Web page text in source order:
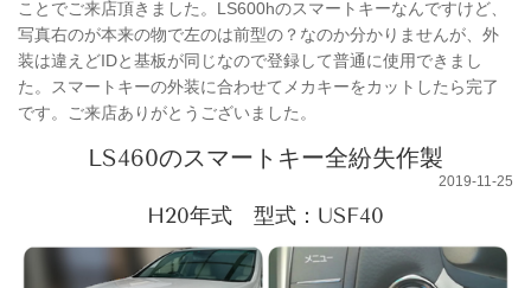
ことでご来店頂きました。LS600hのスマートキーなんですけど、
写真右のが本来の物で左のは前型の？なのか分かりませんが、外
装は違えどIDと基板が同じなので登録して普通に使用できまし
た。スマートキーの外装に合わせてメカキーをカットしたら完了
です。ご来店ありがとうございました。
LS460のスマートキー全紛失作製
2019-11-25
H20年式 型式：USF40